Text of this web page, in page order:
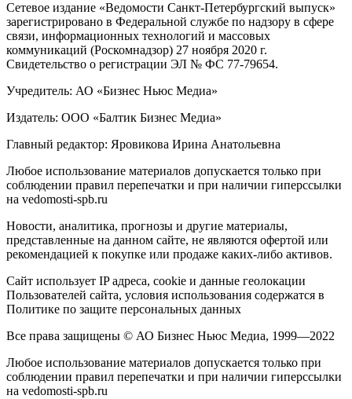
Сетевое издание «Ведомости Санкт-Петербургский выпуск»
зарегистрировано в Федеральной службе по надзору в сфере
связи, информационных технологий и массовых
коммуникаций (Роскомнадзор) 27 ноября 2020 г.
Свидетельство о регистрации ЭЛ № ФС 77-79654.
Учредитель: АО «Бизнес Ньюс Медиа»
Издатель: ООО «Балтик Бизнес Медиа»
Главный редактор: Яровикова Ирина Анатольевна
Любое использование материалов допускается только при
соблюдении правил перепечатки и при наличии гиперссылки
на vedomosti-spb.ru
Новости, аналитика, прогнозы и другие материалы,
представленные на данном сайте, не являются офертой или
рекомендацией к покупке или продаже каких-либо активов.
Сайт использует IP адреса, cookie и данные геолокации
Пользователей сайта, условия использования содержатся в
Политике по защите персональных данных
Все права защищены © АО Бизнес Ньюс Медиа, 1999—2022
Любое использование материалов допускается только при
соблюдении правил перепечатки и при наличии гиперссылки
на vedomosti-spb.ru